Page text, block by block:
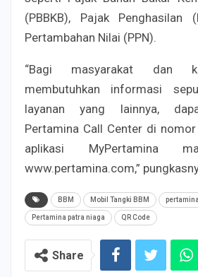
(PBBKB), Pajak Penghasilan
Pertambahan Nilai (PPN).
“Bagi masyarakat dan
membutuhkan informasi
layanan yang lainnya,
Pertamina Call Center di
aplikasi MyPertamina
www.pertamina.com,”
BBM Mobil Tangki BBM pertamina
Pertamina patra niaga QR Code
Share